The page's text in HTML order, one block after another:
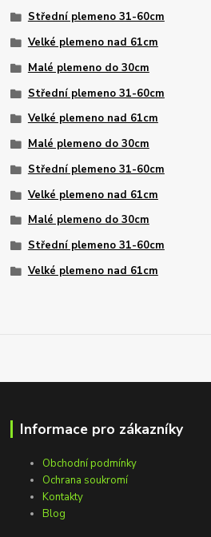
Střední plemeno 31-60cm
Velké plemeno nad 61cm
Malé plemeno do 30cm
Střední plemeno 31-60cm
Velké plemeno nad 61cm
Malé plemeno do 30cm
Střední plemeno 31-60cm
Velké plemeno nad 61cm
Malé plemeno do 30cm
Střední plemeno 31-60cm
Velké plemeno nad 61cm
Informace pro zákazníky
Obchodní podmínky
Ochrana soukromí
Kontakty
Blog